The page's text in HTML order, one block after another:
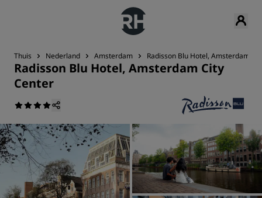
Thuis Nederland Amsterdam Radisson Blu Hotel, Amsterdam
Radisson Blu Hotel, Amsterdam City
Center